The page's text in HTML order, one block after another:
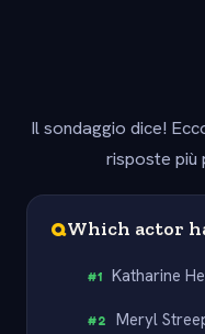
Il sondaggio dice!
risposte più
QWhich actor
#1 Katharine
#2 Meryl